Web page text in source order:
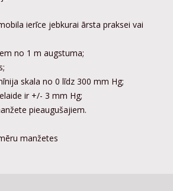
ierīce jebkurai ārsta praksei vai
no 1 m augstuma;
skala no 0 līdz 300 mm Hg;
ir +/- 3 mm Hg;
pieaugušajiem.
manžetes